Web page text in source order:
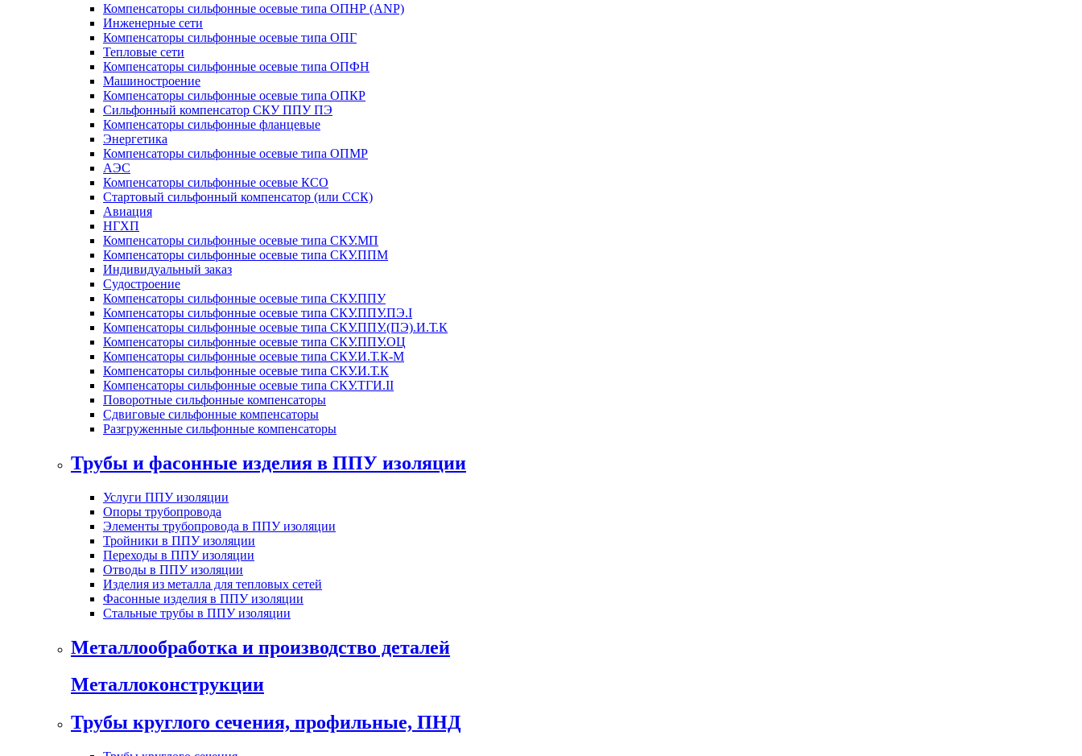
Компенсаторы сильфонные осевые типа ОПНР (ANР)
Инженерные сети
Компенсаторы сильфонные осевые типа ОПГ
Тепловые сети
Компенсаторы сильфонные осевые типа ОПФН
Машиностроение
Компенсаторы сильфонные осевые типа ОПКР
Сильфонный компенсатор СКУ ППУ ПЭ
Компенсаторы сильфонные фланцевые
Энергетика
Компенсаторы сильфонные осевые типа ОПМР
АЭС
Компенсаторы сильфонные осевые КСО
Стартовый сильфонный компенсатор (или ССК)
Авиация
НГХП
Компенсаторы сильфонные осевые типа СКУ.МП
Компенсаторы сильфонные осевые типа СКУ.ППМ
Индивидуальный заказ
Судостроение
Компенсаторы сильфонные осевые типа СКУ.ППУ
Компенсаторы сильфонные осевые типа СКУ.ППУ.ПЭ.I
Компенсаторы сильфонные осевые типа СКУ.ППУ.(ПЭ).И.Т.К
Компенсаторы сильфонные осевые типа СКУ.ППУ.ОЦ
Компенсаторы сильфонные осевые типа СКУ.И.Т.К-М
Компенсаторы сильфонные осевые типа СКУ.И.Т.К
Компенсаторы сильфонные осевые типа СКУ.ТГИ.II
Поворотные сильфонные компенсаторы
Сдвиговые сильфонные компенсаторы
Разгруженные сильфонные компенсаторы
Трубы и фасонные изделия в ППУ изоляции
Услуги ППУ изоляции
Опоры трубопровода
Элементы трубопровода в ППУ изоляции
Тройники в ППУ изоляции
Переходы в ППУ изоляции
Отводы в ППУ изоляции
Изделия из металла для тепловых сетей
Фасонные изделия в ППУ изоляции
Стальные трубы в ППУ изоляции
Металлообработка и производство деталей
Металлоконструкции
Трубы круглого сечения, профильные, ПНД